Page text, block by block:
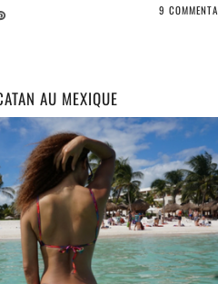
9
AU MEXIQUE